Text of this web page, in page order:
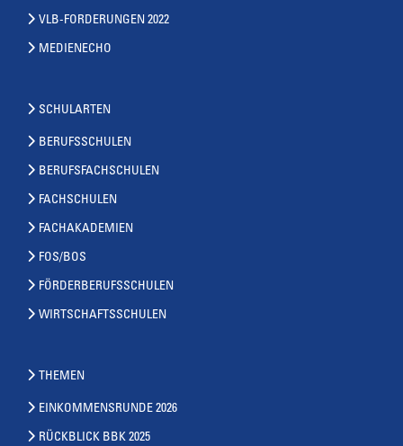
VLB-FORDERUNGEN 2022
MEDIENECHO
SCHULARTEN
BERUFSSCHULEN
BERUFSFACHSCHULEN
FACHSCHULEN
FACHAKADEMIEN
FOS/BOS
FÖRDERBERUFSSCHULEN
WIRTSCHAFTSSCHULEN
THEMEN
EINKOMMENSRUNDE 2026
RÜCKBLICK BBK 2025